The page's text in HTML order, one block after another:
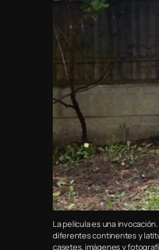
La película es una
diferentes continentes y
casetes, imágenes y